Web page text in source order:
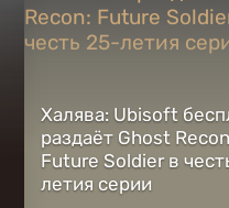
Халява: Ubisoft
раздаёт Ghost
Future Soldier в
летия серии